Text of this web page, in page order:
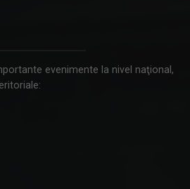
evenimente la nivel naţional,